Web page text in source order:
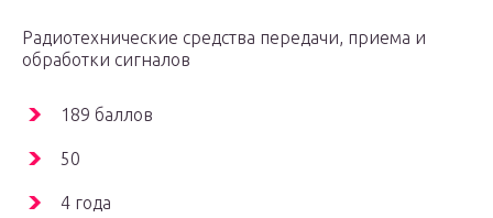
Радиотехнические средства передачи, приема и
обработки сигналов
189 баллов
50
4 года